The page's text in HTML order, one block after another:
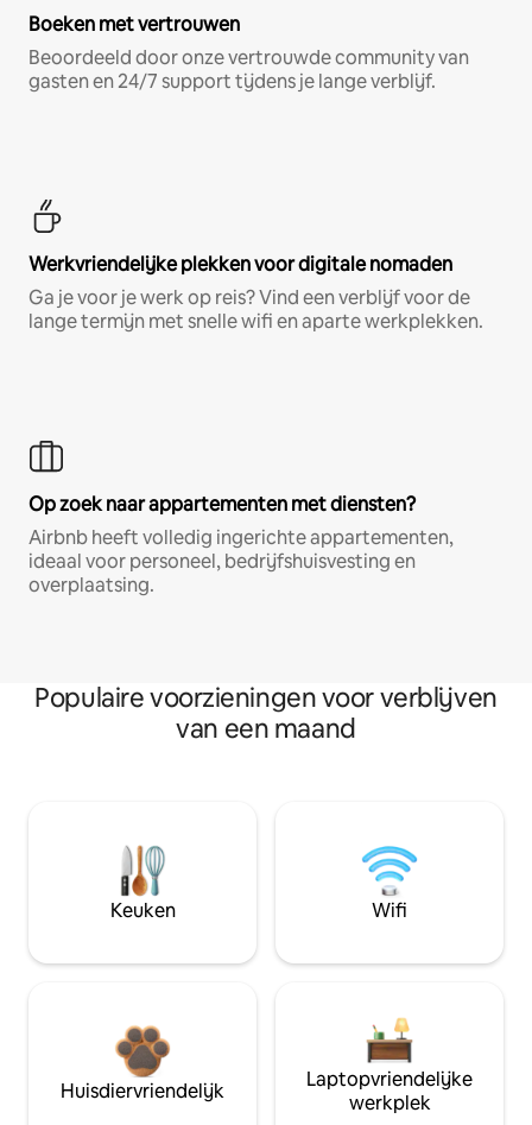
Boeken met vertrouwen
Beoordeeld door onze vertrouwde community van
gasten en 24/7 support tijdens je lange verblijf.
Werkvriendelijke plekken voor digitale nomaden
Ga je voor je werk op reis? Vind een verblijf voor de
lange termijn met snelle wifi en aparte werkplekken.
Op zoek naar appartementen met diensten?
Airbnb heeft volledig ingerichte appartementen,
ideaal voor personeel, bedrijfshuisvesting en
overplaatsing.
Populaire voorzieningen voor verblijven
van een maand
Keuken Wifi
Huisdiervriendelijk
Laptopvriendelijke
werkplek